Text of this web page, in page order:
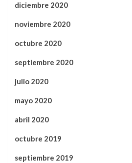
diciembre 2020
noviembre 2020
octubre 2020
septiembre 2020
julio 2020
mayo 2020
abril 2020
octubre 2019
septiembre 2019